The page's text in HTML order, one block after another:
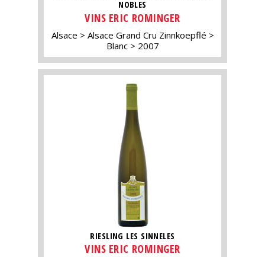
NOBLES
VINS ERIC ROMINGER
Alsace
Alsace Grand Cru Zinnkoepflé
Blanc
2007
RIESLING LES SINNELES
VINS ERIC ROMINGER